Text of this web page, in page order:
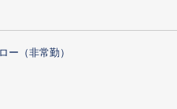
ー（非常勤）